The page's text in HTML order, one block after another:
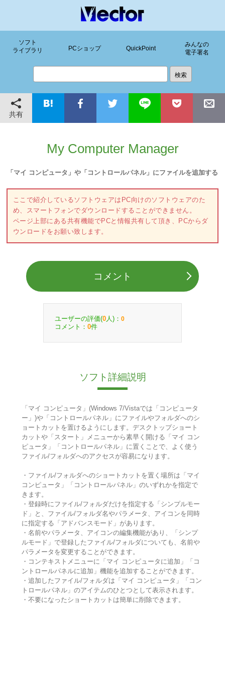
ソフト
ライブラリ
PCショップ QuickPoint
みんなの
電子署名
共有
My Computer Manager
「マイ コンピュータ」や「コントロールパネル」にファイルを追加する
ここで紹介しているソフトウェアはPC向けのソフトウェアのた
め、スマートフォンでダウンロードすることができません。
ページ上部にある共有機能でPCと情報共有して頂き、PCからダ
ウンロードをお願い致します。
コメント
ユーザーの評価(0 人)： 0
コメント： 0件
ソフト詳細説明
「マイ コンピュータ」(Windows 7/Vistaでは「コンピュータ
ー」)や「コントロールパネル」にファイルやフォルダへのシ
ョートカットを置けるようにします。デスクトップショート
カットや「スタート」メニューから素早く開ける「マイ コン
ピュータ」「コントロールパネル」に置くことで、よく使う
ファイル/フォルダへのアクセスが容易になります。
・ファイル/フォルダへのショートカットを置く場所は「マイ
コンピュータ」「コントロールパネル」のいずれかを指定で
きます。
・登録時にファイル/フォルダだけを指定する「シンプルモー
ド」と、ファイル/フォルダ名やパラメータ、アイコンを同時
に指定する「アドバンスモード」があります。
・名前やパラメータ、アイコンの編集機能があり、「シンプ
ルモード」で登録したファイル/フォルダについても、名前や
パラメータを変更することができます。
・コンテキストメニューに「マイ コンピュータに追加」「コ
ントロールパネルに追加」機能を追加することができます。
・追加したファイル/フォルダは「マイ コンピュータ」「コン
トロールパネル」のアイテムのひとつとして表示されます。
・不要になったショートカットは簡単に削除できます。